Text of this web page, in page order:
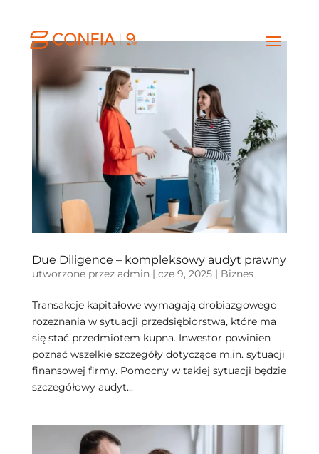
Due Diligence – kompleksowy audyt prawny
utworzone przez admin| cze 9, 2025| Biznes
Transakcje kapitałowe wymagają drobiazgowego
rozeznania w sytuacji przedsiębiorstwa, które ma
się stać przedmiotem kupna. Inwestor powinien
poznać wszelkie szczegóły dotyczące m.in. sytuacji
finansowej firmy. Pomocny w takiej sytuacji będzie
szczegółowy audyt...